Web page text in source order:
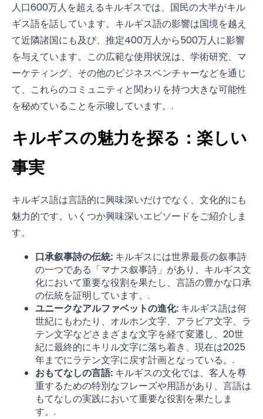
人口600万人を超えるキルギスでは、国民の大半がキル
ギス語を話しています。キルギス語の影響は国境を越え
て近隣諸国にも及び、推定400万人から500万人に影響
を与えています。この広範な使用状況は、学術研究、マ
ーケティング、その他のビジネスベンチャーなどを通じ
て、これらのコミュニティと関わりを持つ大きな可能性
を秘めていることを示唆しています。.
キルギスの魅力を探る：楽しい
事実
キルギス語は言語的に興味深いだけでなく、文化的にも
魅力的です。いくつか興味深いエピソードをご紹介しま
す。
口承叙事詩の伝統: キルギスには世界最長の叙事詩
の一つである「マナス叙事詩」があり、キルギス文
化において重要な役割を果たし、言語の豊かな口承
の伝統を証明しています。.
ユニークなアルファベットの進化: キルギス語は何
世紀にもわたり、オルホン文字、アラビア文字、ラ
テン文字などさまざまな文字を経て変遷し、20世
紀に最終的にキリル文字に落ち着き、現在は2025
年までにラテン文字に戻す計画となっている。.
おもてなしの言語: キルギスの文化では、客人を尊
重するための特別なフレーズや用語があり、言語は
もてなしの実践において重要な役割を果たしま
す。.